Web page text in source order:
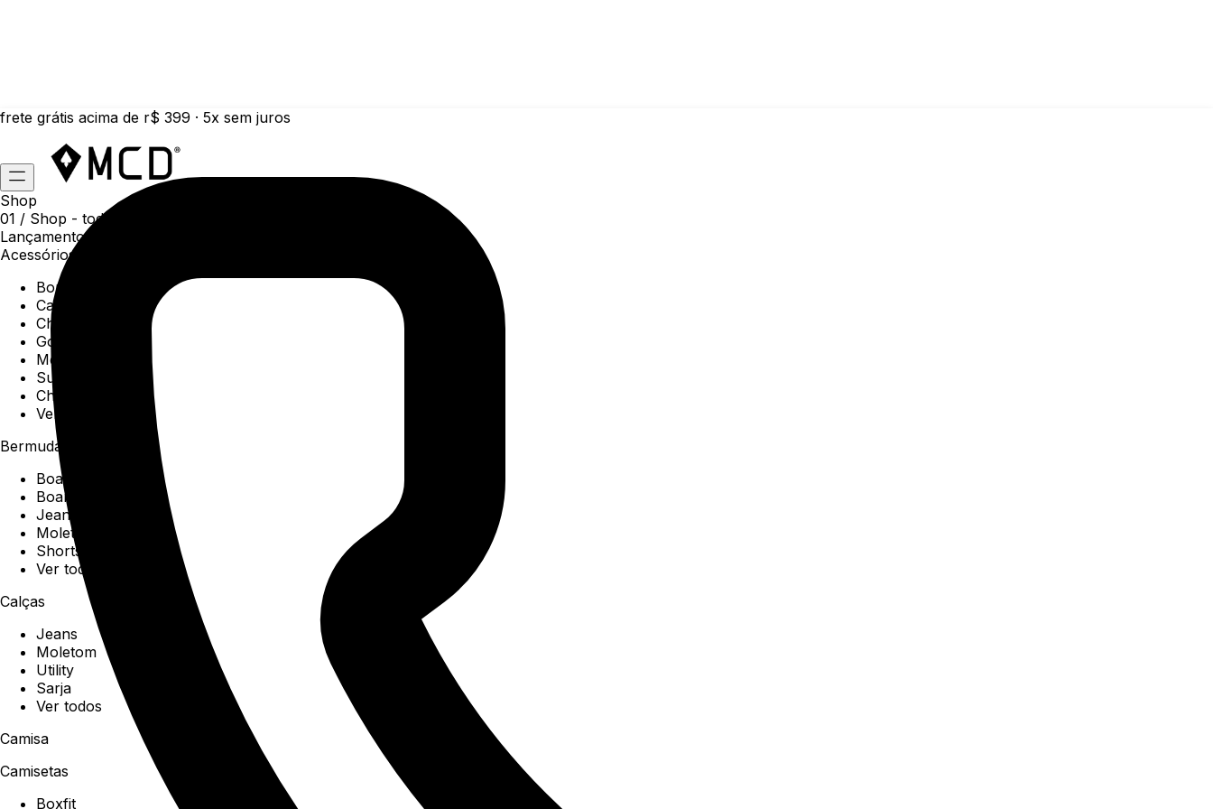
frete grátis acima de r$ 399 · 5x sem juros
Shop
01 / Shop - todas as categorias da coleção atual
Lançamentos da semana
Acessórios
Boné
Carteiras
Chaveiros
Gorros
Meias
Sunga
Chinelos
Ver todos
Bermudas
Boardshorts
Boardwalk
Jeans
Moletom
Shorts
Ver todos
Calças
Jeans
Moletom
Utility
Sarja
Ver todos
Camisa
Camisetas
Boxfit